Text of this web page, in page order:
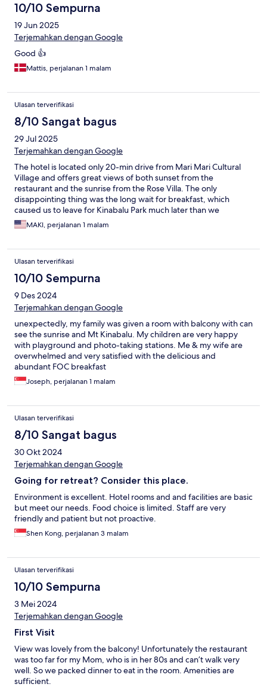
10/10 Sempurna
19 Jun 2025
Terjemahkan dengan Google
Good 👍
Mattis, perjalanan 1 malam
Ulasan terverifikasi
8/10 Sangat bagus
29 Jul 2025
Terjemahkan dengan Google
The hotel is located only 20-min drive from Mari Mari Cultural
Village and offers great views of both sunset from the
restaurant and the sunrise from the Rose Villa. The only
disappointing thing was the long wait for breakfast, which
caused us to leave for Kinabalu Park much later than we
planned. Once the restaurant service improves, this will be the
perfect hotel.
MAKI, perjalanan 1 malam
Ulasan terverifikasi
10/10 Sempurna
9 Des 2024
Terjemahkan dengan Google
unexpectedly, my family was given a room with balcony with can
see the sunrise and Mt Kinabalu. My children are very happy
with playground and photo-taking stations. Me & my wife are
overwhelmed and very satisfied with the delicious and
abundant FOC breakfast
Joseph, perjalanan 1 malam
Ulasan terverifikasi
8/10 Sangat bagus
30 Okt 2024
Terjemahkan dengan Google
Going for retreat? Consider this place.
Environment is excellent. Hotel rooms and and facilities are basic
but meet our needs. Food choice is limited. Staff are very
friendly and patient but not proactive.
Shen Kong, perjalanan 3 malam
Ulasan terverifikasi
10/10 Sempurna
3 Mei 2024
Terjemahkan dengan Google
First Visit
View was lovely from the balcony! Unfortunately the restaurant
was too far for my Mom, who is in her 80s and can’t walk very
well. So we packed dinner to eat in the room. Amenities are
sufficient.